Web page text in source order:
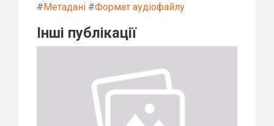
#Метадані #Формат аудіофайлу
Інші публікації